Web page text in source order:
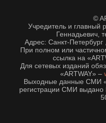
©
Учредитель и главный
Геннадьевич,
Адрес: Санкт-
При полном или
ссылка на
Для сетевых изданий
«ARTWAY» –
Выходные данные СМИ
регистрации СМИ